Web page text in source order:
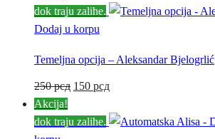
je
bila:
je:
dok traju zalihe.
Dodaj u korpu
Temeljna opcija – Aleksandar Bjelogrlić
250рсд Originalna
je
150 рсд
je:
Akcija!
dok traju zalihe.